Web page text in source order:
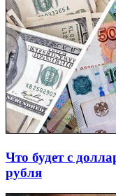
Что будет с
рубля